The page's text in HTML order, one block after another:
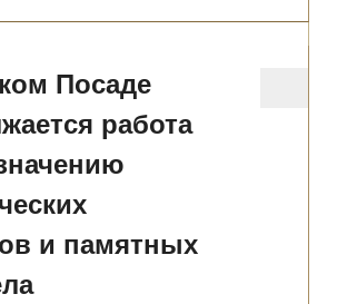
Посаде
работа
и памятных